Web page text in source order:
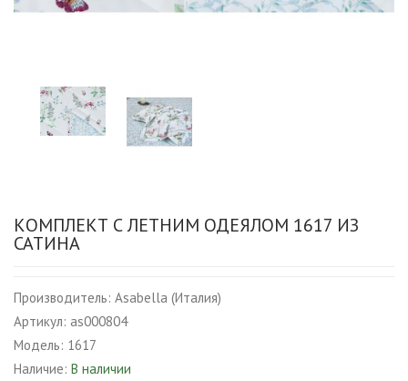
КОМПЛЕКТ С ЛЕТНИМ ОДЕЯЛОМ 1617 ИЗ
САТИНА
Производитель: Asabella (Италия)
Артикул: as000804
Модель: 1617
Наличие: В наличии